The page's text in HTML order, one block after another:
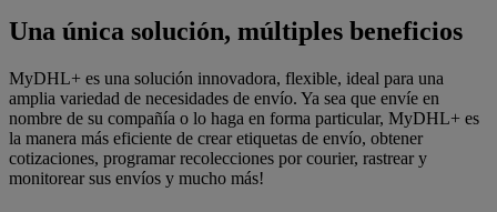
Una única solución, múltiples beneficios
MyDHL+ es una solución innovadora, flexible, ideal para una
amplia variedad de necesidades de envío. Ya sea que envíe en
nombre de su compañía o lo haga en forma particular, MyDHL+ es
la manera más eficiente de crear etiquetas de envío, obtener
cotizaciones, programar recolecciones por courier, rastrear y
monitorear sus envíos y mucho más!